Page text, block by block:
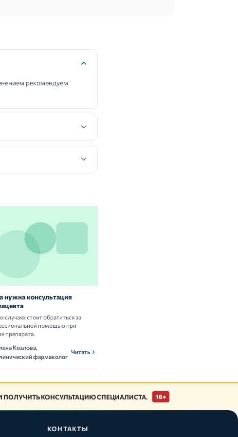
рекомендуем
нужна консультация
случаях стоит обратиться за
помощью при
препарата.
Козлова,
фармаколог
Читать
КОНСУЛЬТАЦИЮ СПЕЦИАЛИСТА. 18+
КОНТАКТЫ